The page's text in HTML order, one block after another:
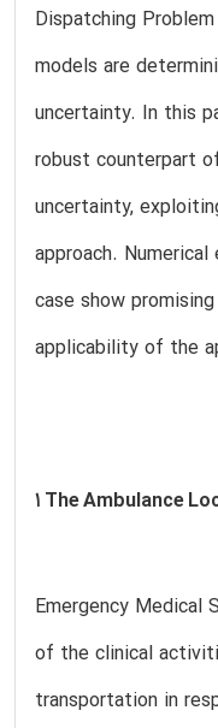
Dispatching
models are
uncertainty. In this
robust counterpart
uncertainty,
approach.
case show
applicability of the
1 The Ambulance
Emergency Medical
of the clinical
transportation in